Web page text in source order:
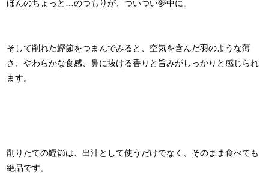
ほんのちょっと…のつもりが、ついつい夢中に。
そして削れた鰹節をつまんでみると、空気を含んだ羽のような薄
さ、やわらかな食感、鼻に抜ける香りと旨みがしっかりと感じられ
ます。
削りたての鰹節は、出汁として使うだけでなく、そのまま食べても
絶品です。